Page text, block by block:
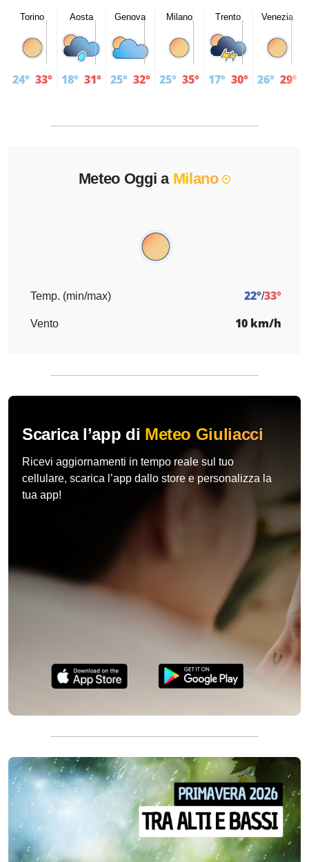
Torino
24° 33°
Aosta
18° 31°
Genova
25° 32°
Milano
25° 35°
Trento
17° 30°
Venezia
26° 29°
Meteo Oggi a Milano
Temp. (min/max) 22°/33°
Vento 10 km/h
Scarica l’app di Meteo Giuliacci
Ricevi aggiornamenti in tempo reale sul tuo
cellulare, scarica l’app dallo store e personalizza la
tua app!